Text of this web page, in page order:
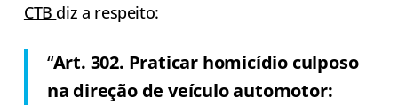
CTB diz a respeito:
“Art. 302. Praticar homicídio culposo
na direção de veículo automotor: